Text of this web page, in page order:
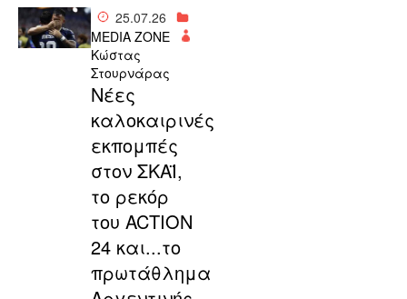
25.07.26
MEDIA ZONE
Κώστας
Στουρνάρας
Νέες
καλοκαιρινές
εκπομπές
στον ΣΚΑΪ,
το ρεκόρ
του ACTION
24 και...το
πρωτάθλημα